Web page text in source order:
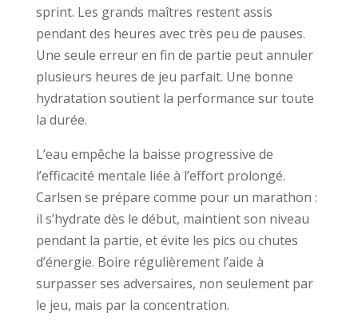
sprint. Les grands maîtres restent assis
pendant des heures avec très peu de pauses.
Une seule erreur en fin de partie peut annuler
plusieurs heures de jeu parfait. Une bonne
hydratation soutient la performance sur toute
la durée.
L’eau empêche la baisse progressive de
l’efficacité mentale liée à l’effort prolongé.
Carlsen se prépare comme pour un marathon :
il s’hydrate dès le début, maintient son niveau
pendant la partie, et évite les pics ou chutes
d’énergie. Boire régulièrement l’aide à
surpasser ses adversaires, non seulement par
le jeu, mais par la concentration.